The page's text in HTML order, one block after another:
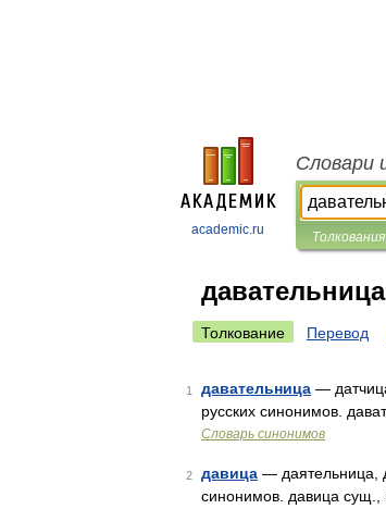
academic.ru
Словари
Толкования
давательница
Толкование Перевод
1 давательница —
русских синонимов.
Словарь синонимов
2 давица — даятельница,
синонимов. давица сущ.,